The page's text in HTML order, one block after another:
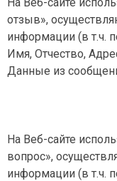
отзыв»,
информации (в т.ч.
Имя, Отчество,
Данные из
На Веб-сайте
вопрос»,
информации (в т.ч.